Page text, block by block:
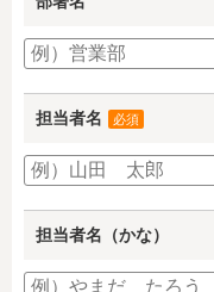
担当者名 必須
担当者名（かな）